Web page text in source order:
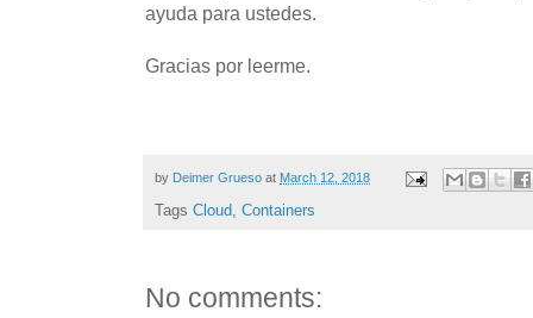
ayuda para ustedes.
Gracias por leerme.
by Deimer Grueso at March 12, 2018
Tags Cloud Containers
No comments: